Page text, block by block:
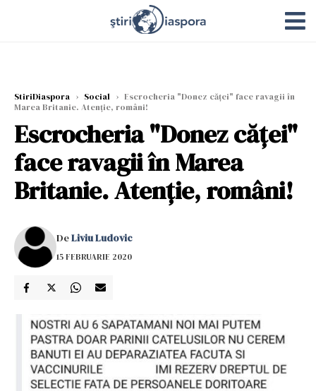
StiriDiaspora › Social › Escrocheria "Donez căței" face ravagii în
Marea Britanie. Atenție, români!
Escrocheria "Donez căței"
face ravagii în Marea
Britanie. Atenție, români!
DeLiviu Ludovic
15 FEBRUARIE 2020